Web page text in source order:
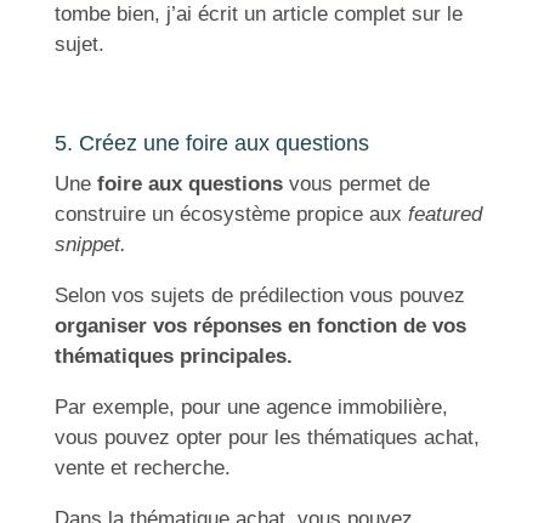
tombe bien, j’ai écrit un article complet sur le
sujet.
5. Créez une foire aux questions
Une foire aux questionsvous permet de
construire un écosystème propice aux featured
snippet.
Selon vos sujets de prédilection vous pouvez
organiser vos réponses en fonction de vos
thématiques principales.
Par exemple, pour une agence immobilière,
vous pouvez opter pour les thématiques achat,
vente et recherche.